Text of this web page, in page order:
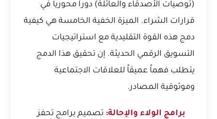
(توصيات الأصدقاء والعائلة) دوراً محورياً في
قرارات الشراء. الميزة الخفية الخامسة هي كيفية
دمج هذه القوة التقليدية مع استراتيجيات
التسويق الرقمي الحديثة. إن تحقيق هذا الدمج
يتطلب فهماً عميقاً للعلاقات الاجتماعية
وموثوقية المصادر.
برامج الولاء والإحالة: تصميم برامج تحفز